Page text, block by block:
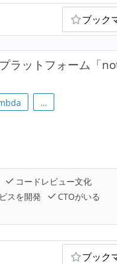
ブック
ラットフォーム「
…
コードレビュー文化
スを開発
CTOがいる
ブック